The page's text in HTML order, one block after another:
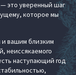
это уверенный шаг
которое мы
и вашим близким
неиссякаемого
наступающий год